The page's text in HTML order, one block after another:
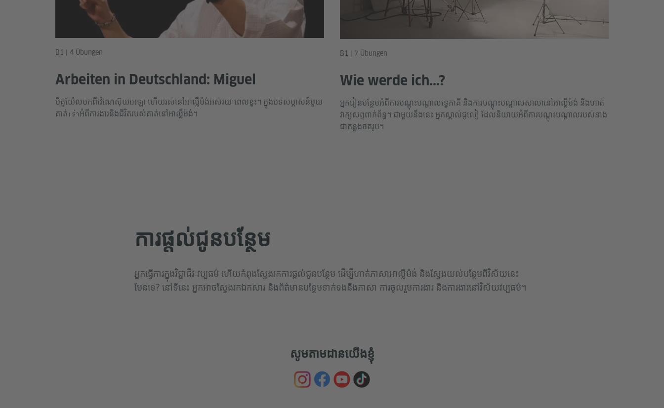
B1 | 4 Übungen
Arbeiten in Deutschland: Miguel
មីគួយ៉ែលមកពីវ៉េណេស៊ុយអេឡា ហើយរស់នៅអាល្លឺម៉ង់អស់រយៈពេលខ្លះ។ ក្នុងបទសម្ភាសន៍មួយ
គាត់เล่าអំពីការងារនិងជីវិតរបស់គាត់នៅអាល្លឺម៉ង់។
B1 | 7 Übungen
Wie werde ich...?
អ្នករៀនបន្ថែមអំពីការបណ្តុះបណ្តាលទ្វេភាគី និងការបណ្តុះបណ្តាលសាលានៅអាល្លឺម៉ង់ និងហាត់
វាក្យសព្ទពាក់ព័ន្ធ។ ជាមួយនឹងនេះ អ្នកស្គាល់ជូលៀ ដែលនិយាយអំពីការបណ្តុះបណ្តាលរបស់នាង
ជាគន្លងថតរូប។
ការផ្តល់ជូនបន្ថែម
អ្នកធ្វើការក្នុងវិជ្ជាជីវៈវប្បធម៌ ហើយកំពុងស្វែងរកការផ្តល់ជូនបន្ថែម ដើម្បីហាត់ភាសាអាល្លឺម៉ង់ និងស្វែងយល់បន្ថែមពីវិស័យនេះ
មែនទេ? នៅទីនេះ អ្នកអាចស្វែងរកឯកសារ និងព័ត៌មានបន្ថែមទាក់ទងនឹងភាសា ការចូលរួមការងារ និងការងារនៅវិស័យវប្បធម៌។
សូមតាមដានយើងខ្ញុំ